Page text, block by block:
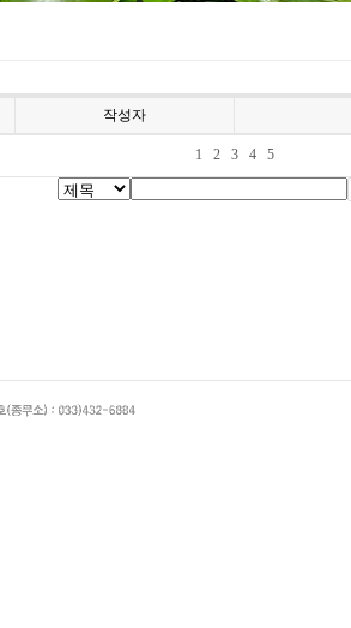
작성자
1 2 3 4 5